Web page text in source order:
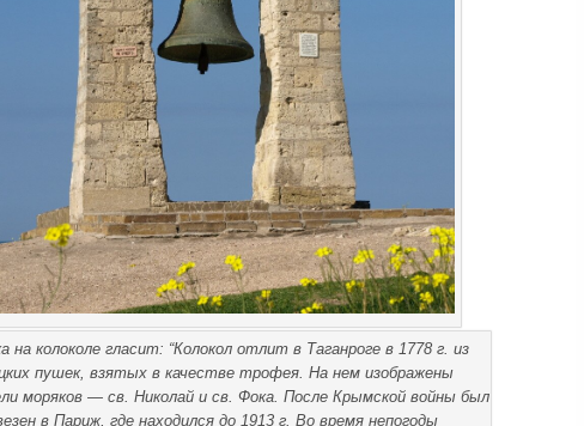
на колоколе гласит: “Колокол отлит в Таганроге в 1778 г. из
пушек, взятых в качестве трофея. На нем изображены
моряков — св. Николай и св. Фока. После Крымской войны был
в Париж, где находился до 1913 г. Во время непогоды